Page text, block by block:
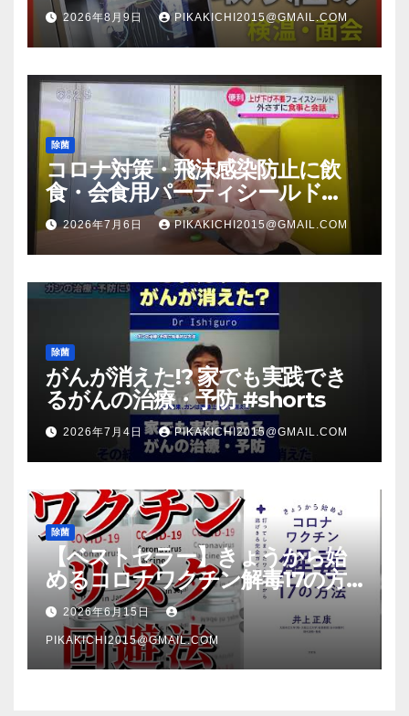
2026年8月9日 PIKAKICHI2015@GMAIL.COM
除菌
コロナ対策・飛沫感染防止に飲
食・会食用パーティシールド
（マスク会食代替品）ＦＢＣ福井
放送のＴＶ番組での紹介映像
2026年7月6日 PIKAKICHI2015@GMAIL.COM
除菌
がんが消えた!? 家でも実践でき
るがんの治療・予防 #shorts
2026年7月4日 PIKAKICHI2015@GMAIL.COM
除菌
【ベストセラー】きょうから始
めるコロナワクチン解毒17の方
法【本要約】
2026年6月15日
PIKAKICHI2015@GMAIL.COM